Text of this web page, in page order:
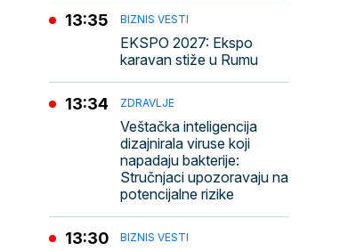
BIZNIS VESTI
EKSPO 2027: Ekspo
karavan stiže u Rumu
13:35
ZDRAVLJE
Veštačka inteligencija
dizajnirala viruse koji
napadaju bakterije:
Stručnjaci upozoravaju na
potencijalne rizike
13:34
BIZNIS VESTI
13:30